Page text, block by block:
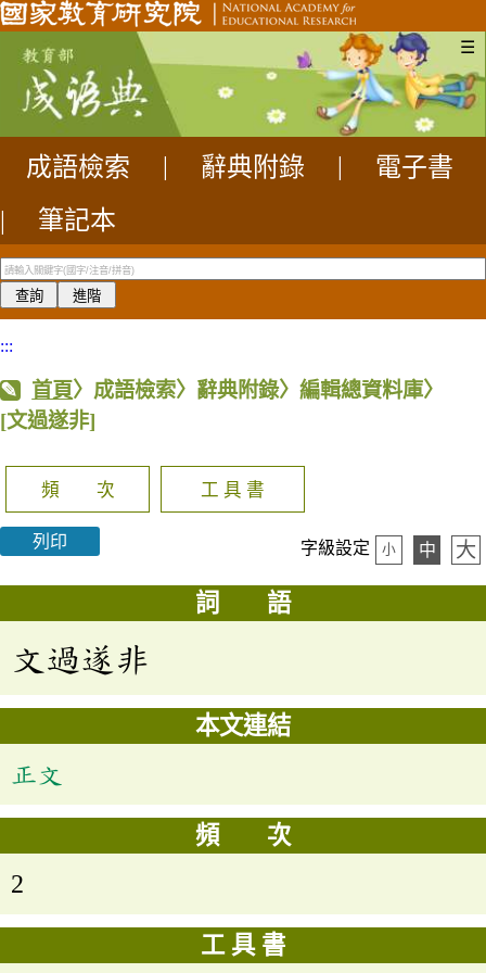
☰
成語檢索 辭典附錄
電子書
|
筆記本
:::
首頁〉成語檢索〉辭典附錄〉編輯總資料庫〉
[文過遂非]
頻 次 工 具 書
列印 字級設定 小 中 大
詞 語
文過遂非
本文連結
正文
頻 次
2
工 具 書